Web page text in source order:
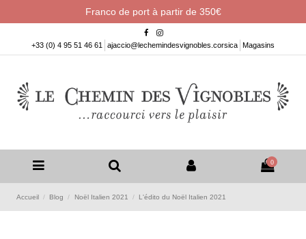
Franco de port à partir de 350€
+33 (0) 4 95 51 46 61 ajaccio@lechemindesvignobles.corsica Magasins
0
Accueil Blog Noël Italien 2021 L'édito du Noël Italien 2021